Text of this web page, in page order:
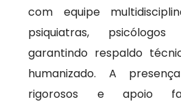
com equipe
psiquiatras,
garantindo respaldo
humanizado. A
rigorosos e apoio